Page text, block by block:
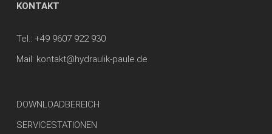
KONTAKT
Tel.: +49 9607 922 930
Mail: kontakt@hydraulik-paule.de
DOWNLOADBEREICH
SERVICESTATIONEN